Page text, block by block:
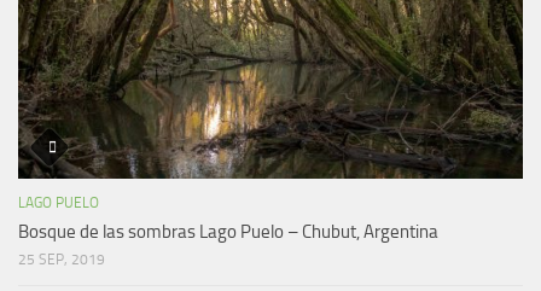
LAGO PUELO
Bosque de las sombras Lago Puelo – Chubut, Argentina
25 SEP, 2019